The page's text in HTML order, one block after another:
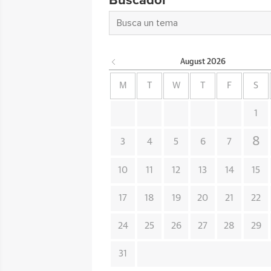
August 2026
M W F S
1
3 4 5 6 7 8
10 11 12 13 14 15
17 18 19 20 21 22
24 25 26 27 28 29
31